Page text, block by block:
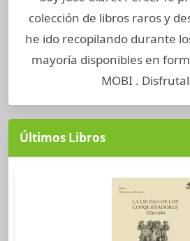
colección de libros raros y
he ido recopilando durante
mayoría disponibles en
MOBI .
Últimos Libros